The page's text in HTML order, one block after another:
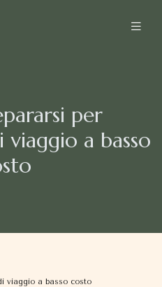
per
viaggio a basso
viaggio a basso costo